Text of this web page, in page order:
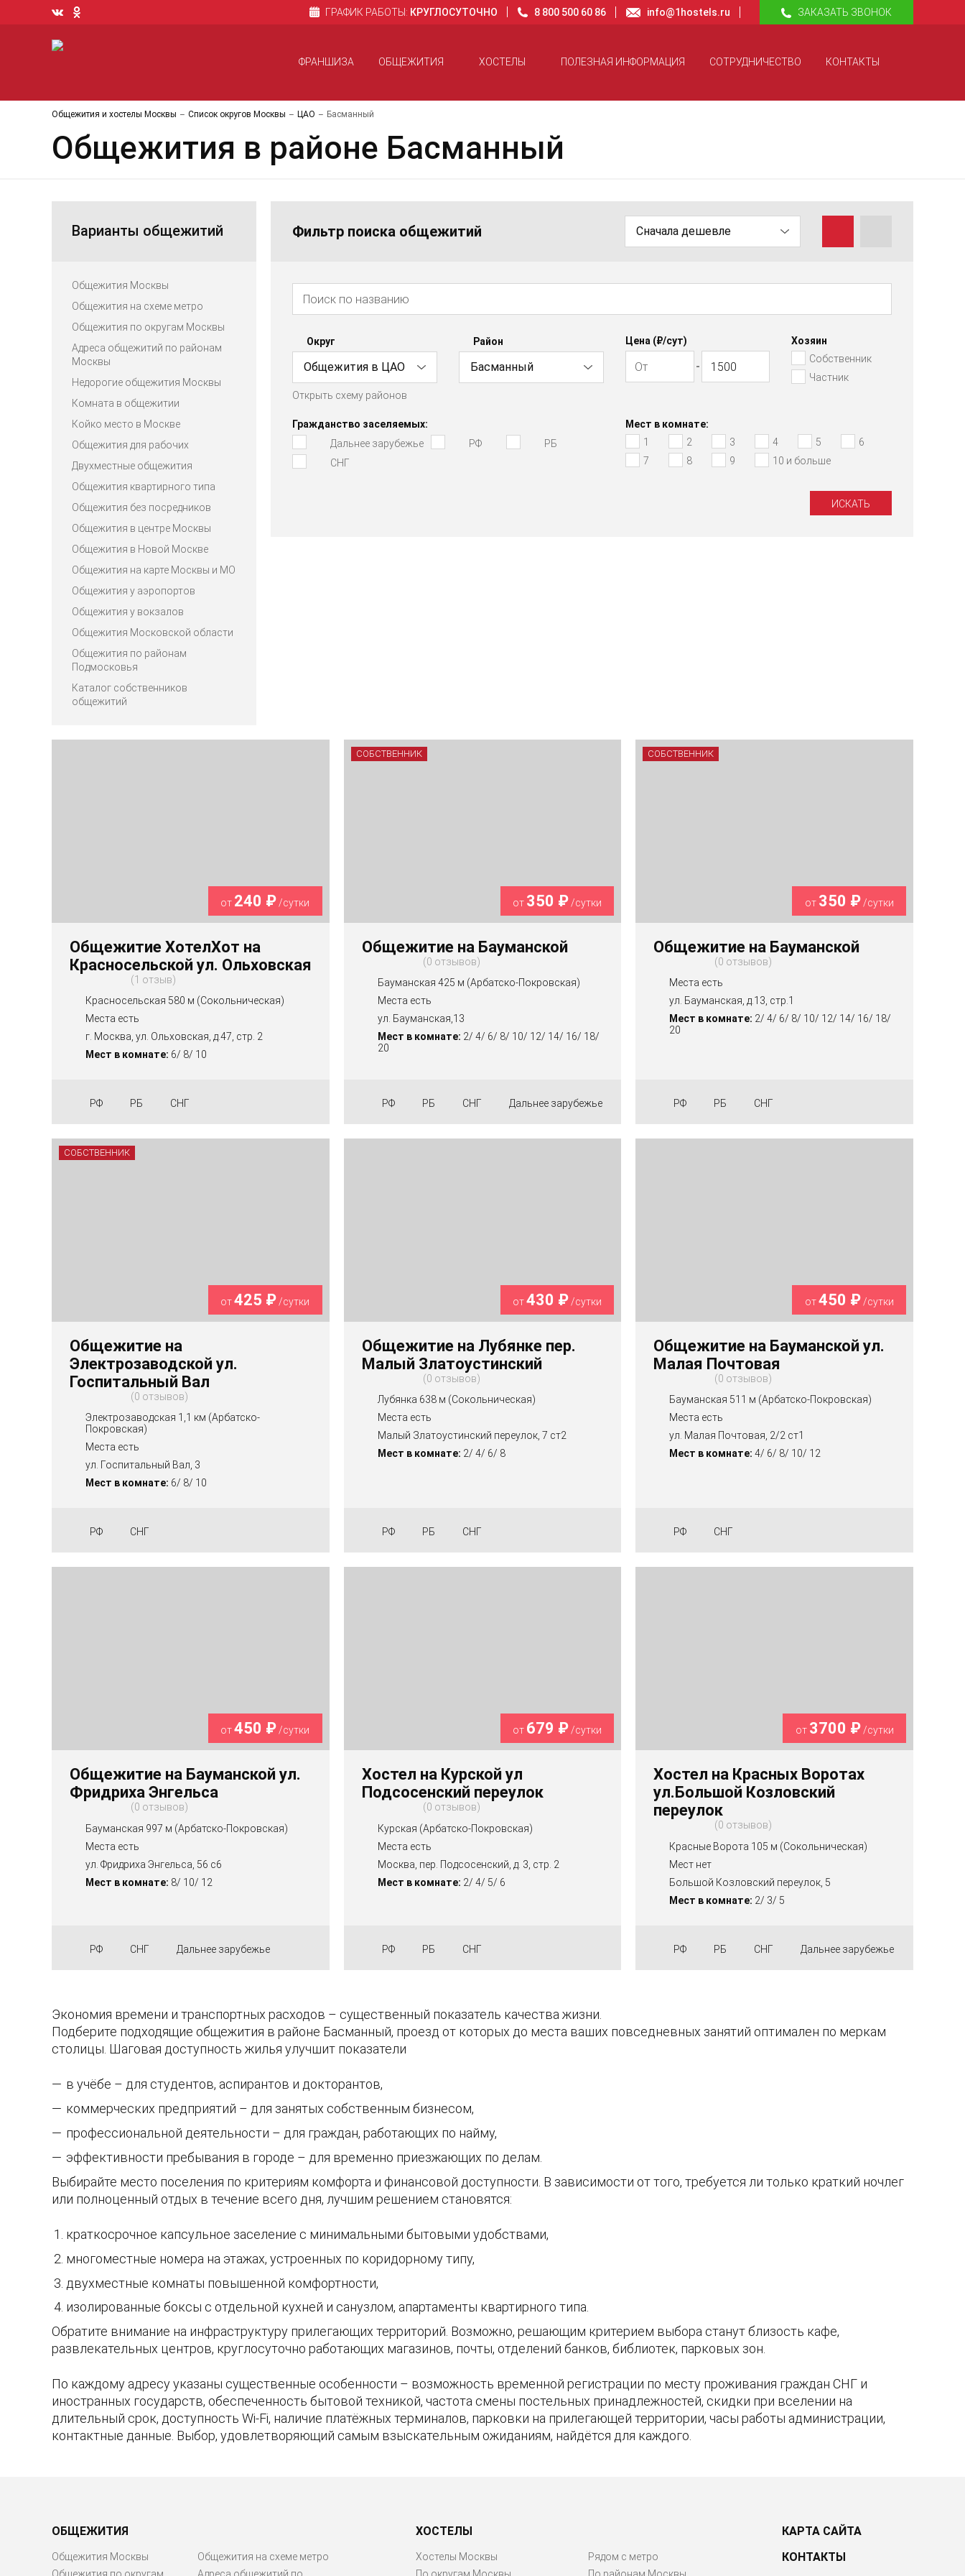
ГРАФИК РАБОТЫ: КРУГЛОСУТОЧНО 8 800 500 60 86 info@1hostels.ru ЗАКАЗАТЬ ЗВОНОК
ФРАНШИЗА ОБЩЕЖИТИЯ ХОСТЕЛЫ ПОЛЕЗНАЯ ИНФОРМАЦИЯ СОТРУДНИЧЕСТВО КОНТАКТЫ
Общежития и хостелы Москвы Список округов Москвы ЦАО Басманный
Общежития в районе Басманный
Варианты общежитий
Общежития Москвы
Общежития на схеме метро
Общежития по округам Москвы
Адреса общежитий по районам
Москвы
Недорогие общежития Москвы
Комната в общежитии
Койко место в Москве
Общежития для рабочих
Двухместные общежития
Общежития квартирного типа
Общежития без посредников
Общежития в центре Москвы
Общежития в Новой Москве
Общежития на карте Москвы и МО
Общежития у аэропортов
Общежития у вокзалов
Общежития Московской области
Общежития по районам
Подмосковья
Каталог собственников
общежитий
Фильтр поиска общежитий Сначала дешевле
Округ
Общежития в ЦАО
Открыть схему районов
Район
Басманный
Цена (₽/cут)
Хозяин
Собственник
Частник
Гражданство заселяемых:
Дальнее зарубежье
РФ
РБ
СНГ
Мест в комнате:
1
2 3 4 5
6
7
8 9 10 и больше
от 240 ₽ /сутки
Общежитие ХотелХот на
Красносельской ул. Ольховская
1 отзыв
Красносельская 580 м (Сокольническая)
Места есть
г. Москва, ул. Ольховская, д.47, стр. 2
Мест в комнате: 6/ 8/ 10
РФ РБ СНГ
от 350 ₽ /сутки
Общежитие на Бауманской
0 отзывов
Бауманская 425 м (Арбатско-Покровская)
Места есть
ул. Бауманская,13
Мест в комнате: 2/ 4/ 6/ 8/ 10/ 12/ 14/ 16/ 18/
20
РФ РБ СНГ Дальнее зарубежье
СОБСТВЕННИК
от 350 ₽/сутки
Общежитие на Бауманской
0 отзывов
Места есть
ул. Бауманская, д.13, стр.1
Мест в комнате: 2/ 4/ 6/ 8/ 10/ 12/ 14/ 16/ 18/
20
РФ РБ СНГ
СОБСТВЕННИК
от425 ₽/сутки
Общежитие на
Электрозаводской ул.
Госпитальный Вал
0 отзывов
Электрозаводская 1,1 км (Арбатско-
Покровская)
Места есть
ул. Госпитальный Вал, 3
Мест в комнате: 6/ 8/ 10
РФ СНГ
СОБСТВЕННИК
от430 ₽/сутки
Общежитие на Лубянке пер.
Малый Златоустинский
0 отзывов
Лубянка 638 м (Сокольническая)
Места есть
Малый Златоустинский переулок, 7 ст2
Мест в комнате: 2/ 4/ 6/ 8
РФ РБ СНГ
от450 ₽/сутки
Общежитие на Бауманской ул.
Малая Почтовая
0 отзывов
Бауманская 511 м (Арбатско-Покровская)
Места есть
ул. Малая Почтовая, 2/2 ст1
Мест в комнате: 4/ 6/ 8/ 10/ 12
РФ СНГ
от450 ₽/сутки
Общежитие на Бауманской ул.
Фридриха Энгельса
0 отзывов
Бауманская 997 м (Арбатско-Покровская)
Места есть
ул. Фридриха Энгельса, 56 с6
Мест в комнате: 8/ 10/ 12
РФ СНГ Дальнее зарубежье
от 679 ₽/сутки
Хостел на Курской ул
Подсосенский переулок
0 отзывов
Курская (Арбатско-Покровская)
Места есть
Москва, пер. Подсосенский, д. 3, стр. 2
Мест в комнате: 2/ 4/ 5/ 6
РФ РБ СНГ
от 3700 ₽/сутки
Хостел на Красных Воротах
ул.Большой Козловский
переулок
0 отзывов
Красные Ворота 105 м (Сокольническая)
Мест нет
Большой Козловский переулок, 5
Мест в комнате: 2/ 3/ 5
РФ РБ СНГ Дальнее зарубежье
Экономия времени и транспортных расходов – существенный показатель качества жизни.
Подберите подходящие общежития в районе Басманный, проезд от которых до места ваших повседневных занятий оптимален по меркам
столицы. Шаговая доступность жилья улучшит показатели
в учёбе – для студентов, аспирантов и докторантов,
коммерческих предприятий – для занятых собственным бизнесом,
профессиональной деятельности – для граждан, работающих по найму,
эффективности пребывания в городе – для временно приезжающих по делам.
Выбирайте место поселения по критериям комфорта и финансовой доступности. В зависимости от того, требуется ли только краткий ночлег
или полноценный отдых в течение всего дня, лучшим решением становятся:
краткосрочное капсульное заселение с минимальными бытовыми удобствами,
многоместные номера на этажах, устроенных по коридорному типу,
двухместные комнаты повышенной комфортности,
изолированные боксы с отдельной кухней и санузлом, апартаменты квартирного типа.
Обратите внимание на инфраструктуру прилегающих территорий. Возможно, решающим критерием выбора станут близость кафе,
развлекательных центров, круглосуточно работающих магазинов, почты, отделений банков, библиотек, парковых зон.
По каждому адресу указаны существенные особенности – возможность временной регистрации по месту проживания граждан СНГ и
иностранных государств, обеспеченность бытовой техникой, частота смены постельных принадлежностей, скидки при вселении на
длительный срок, доступность Wi-Fi, наличие платёжных терминалов, парковки на прилегающей территории, часы работы администрации,
контактные данные. Выбор, удовлетворяющий самым взыскательным ожиданиям, найдётся для каждого.
ОБЩЕЖИТИЯ
Общежития Москвы
Общежития на схеме метро
ХОСТЕЛЫ
Хостелы Москвы
Рядом с метро
КАРТА САЙТА
КОНТАКТЫ